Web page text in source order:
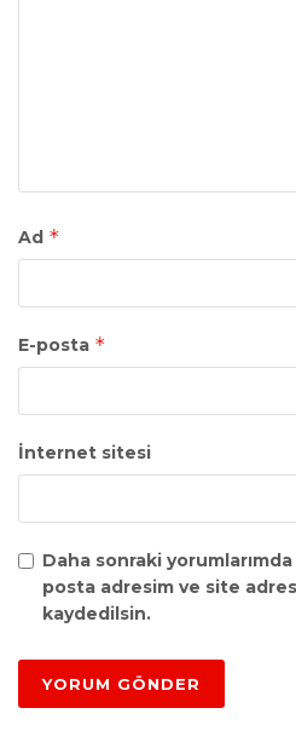
Ad *
E-posta *
İnternet sitesi
Daha sonraki yorumlarımda
posta adresim ve site
kaydedilsin.